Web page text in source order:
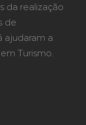
da realização
de
ajudaram a
Turismo.